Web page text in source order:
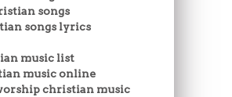
songs
songs lyrics
music list
music online
christian music